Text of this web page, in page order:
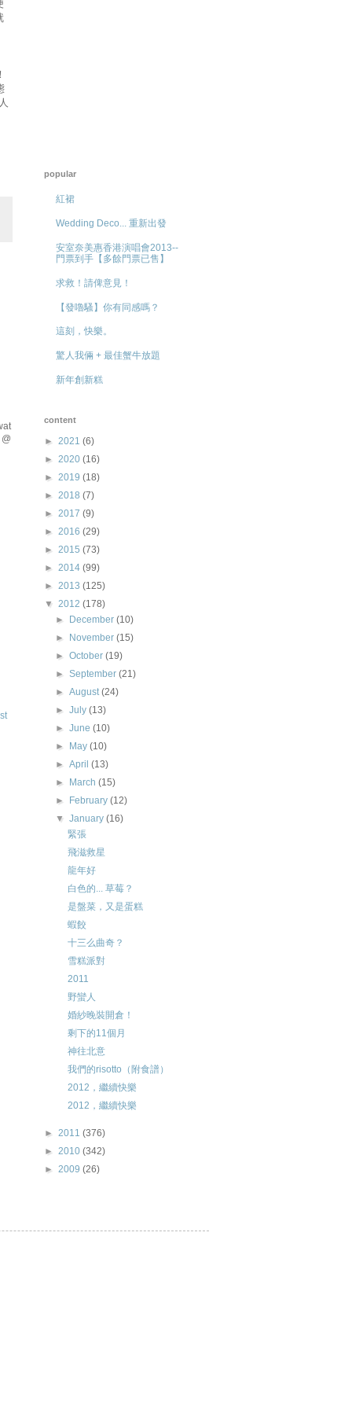
popular
紅裙
Wedding Deco... 重新出發
安室奈美惠香港演唱會2013--
門票到手【多餘門票已售】
求救！請俾意見！
【發嚕騷】你有同感嗎？
這刻，快樂。
驚人我倆 + 最佳蟹牛放題
新年創新糕
content
► 2021 (6)
► 2020 (16)
► 2019 (18)
► 2018 (7)
► 2017 (9)
► 2016 (29)
► 2015 (73)
► 2014 (99)
► 2013 (125)
▼ 2012 (178)
►
December(10)
►
November(15)
►October(19)
►September(21)
►August(24)
►July(13)
►June(10)
►
May(10)
►April(13)
►
March(15)
►
February(12)
▼January(16)
緊張
飛滋救星
龍年好
白色的... 草莓？
是盤菜，又是蛋糕
蝦餃
十三么曲奇？
雪糕派對
2011
野蠻人
婚紗晚裝開倉！
剩下的11個月
神往北意
我們的risotto（附食譜）
2012，繼續快樂
2012，繼續快樂
► 2011 (376)
► 2010 (342)
► 2009 (26)